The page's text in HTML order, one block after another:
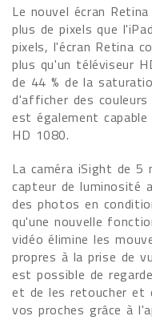
Le nouvel écran
plus de pixels que
pixels, l'écran Retina
plus qu'un téléviseur
de 44 % de la
d'afficher des
est également
HD 1080.
La caméra iSight de 5
capteur de luminosité
des photos en
qu'une nouvelle
vidéo élimine les
propres à la prise de
est possible de
et de les retoucher et
vos proches grâce à